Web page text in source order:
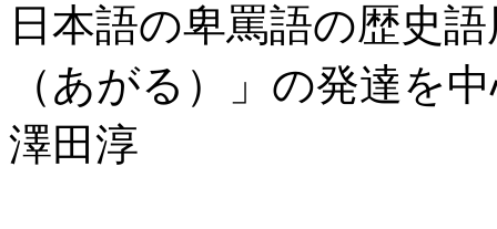
日本語の卑罵語の歴史
（あがる）」の発達を
澤田淳